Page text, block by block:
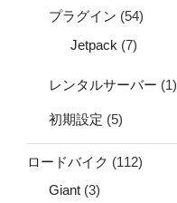
プラグイン (54)
Jetpack (7)
レンタルサーバー (1)
初期設定 (5)
ロードバイク (112)
Giant (3)